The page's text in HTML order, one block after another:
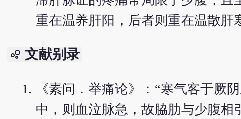
重在温养肝阳，后者则重在温散肝
bubble_chart 文献别录
《素问．举痛论》：“寒气客于厥
中，则血泣脉急，故脇肋与少腹相